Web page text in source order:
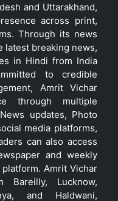
and Uttarakhand,
across print,
Through its news
latest breaking news,
in Hindi from India
to credible
Amrit Vichar
through multiple
updates, Photo
media platforms,
can also access
and weekly
Amrit Vichar
Bareilly, Lucknow,
and Haldwani,